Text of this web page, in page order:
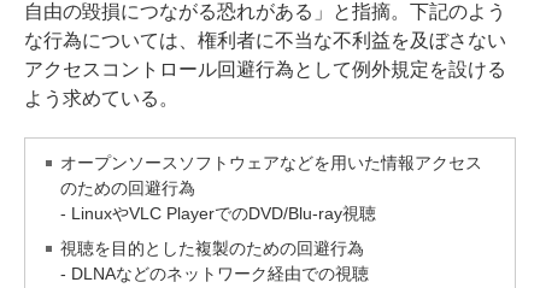
自由の毀損につながる恐れがある」と指摘。下記のよう
な行為については、権利者に不当な不利益を及ぼさない
アクセスコントロール回避行為として例外規定を設ける
よう求めている。
オープンソースソフトウェアなどを用いた情報アクセス
のための回避行為
- LinuxやVLC PlayerでのDVD/Blu-ray視聴
視聴を目的とした複製のための回避行為
- DLNAなどのネットワーク経由での視聴